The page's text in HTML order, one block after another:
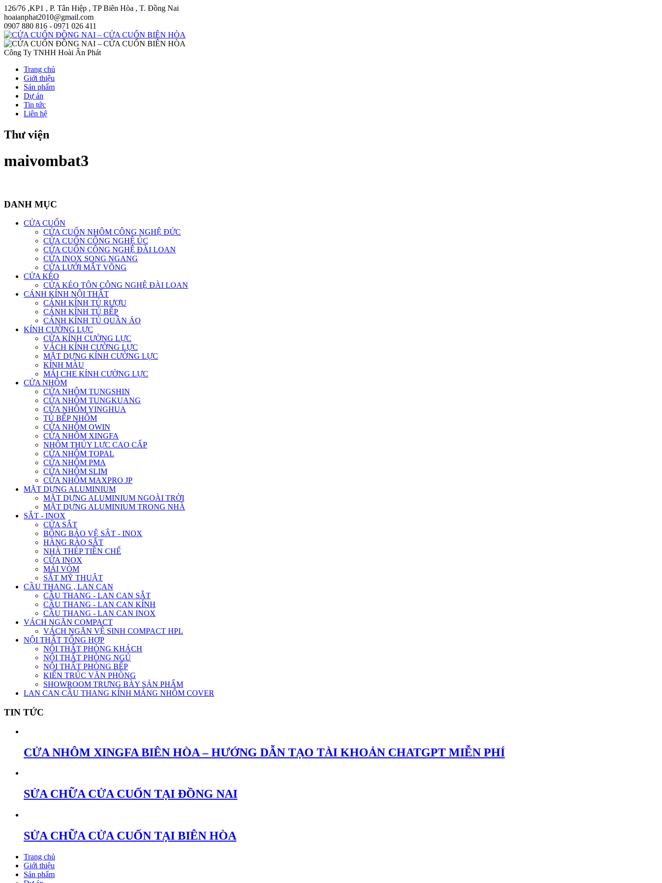
126/76 ,KP1 , P. Tân Hiệp , TP Biên Hòa , T. Đồng Nai
hoaianphat2010@gmail.com
0907 880 816 - 0971 026 411
Công Ty TNHH Hoài Ân Phát
Trang chủ
Giới thiệu
Sản phẩm
Dự án
Tin tức
Liên hệ
Thư viện
maivombat3
DANH MỤC
CỬA CUỐN
CỬA CUỐN NHÔM CÔNG NGHỆ ĐỨC
CỬA CUỐN CÔNG NGHỆ ÚC
CỬA CUỐN CÔNG NGHỆ ĐÀI LOAN
CỬA INOX SONG NGANG
CỬA LƯỚI MẮT VÕNG
CỬA KÉO
CỬA KÉO TÔN CÔNG NGHỆ ĐÀI LOAN
CÁNH KÍNH NỘI THẤT
CÁNH KÍNH TỦ RƯỢU
CÁNH KÍNH TỦ BẾP
CÁNH KÍNH TỦ QUẦN ÁO
KÍNH CƯỜNG LỰC
CỬA KÍNH CƯỜNG LỰC
VÁCH KÍNH CƯỜNG LỰC
MẶT DỰNG KÍNH CƯỜNG LỰC
KÍNH MÀU
MÁI CHE KÍNH CƯỜNG LỰC
CỬA NHÔM
CỬA NHÔM TUNGSHIN
CỬA NHÔM TUNGKUANG
CỬA NHÔM YINGHUA
TỦ BẾP NHÔM
CỬA NHÔM OWIN
CỬA NHÔM XINGFA
NHÔM THỦY LỰC CAO CẤP
CỬA NHÔM TOPAL
CỬA NHÔM PMA
CỬA NHÔM SLIM
CỬA NHÔM MAXPRO JP
MẶT DỰNG ALUMINIUM
MẶT DỰNG ALUMINIUM NGOÀI TRỜI
MẶT DỰNG ALUMINIUM TRONG NHÀ
SẮT - INOX
CỬA SẮT
BÔNG BẢO VỆ SẮT - INOX
HÀNG RÀO SẮT
NHÀ THÉP TIỀN CHẾ
CỬA INOX
MÁI VÒM
SẮT MỸ THUẬT
CẦU THANG , LAN CAN
CẦU THANG - LAN CAN SẮT
CẦU THANG - LAN CAN KÍNH
CẦU THANG - LAN CAN INOX
VÁCH NGĂN COMPACT
VÁCH NGĂN VỆ SINH COMPACT HPL
NỘI THẤT TỔNG HỢP
NỘI THẤT PHÒNG KHÁCH
NỘI THẤT PHÒNG NGỦ
NỘI THẤT PHÒNG BẾP
KIẾN TRÚC VĂN PHÒNG
SHOWROOM TRƯNG BÀY SẢN PHẨM
LAN CAN CẦU THANG KÍNH MÁNG NHÔM COVER
TIN TỨC
CỬA NHÔM XINGFA BIÊN HÒA – HƯỚNG DẪN TẠO TÀI KHOẢN CHATGPT MIỄN PHÍ
SỬA CHỮA CỬA CUỐN TẠI ĐỒNG NAI
SỬA CHỮA CỬA CUỐN TẠI BIÊN HÒA
Trang chủ
Giới thiệu
Sản phẩm